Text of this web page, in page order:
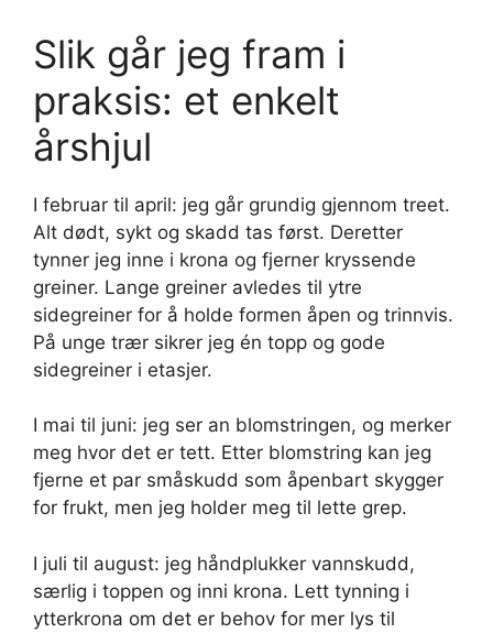
Slik går jeg fram i
praksis: et enkelt
årshjul
I februar til april: jeg går grundig gjennom treet.
Alt dødt, sykt og skadd tas først. Deretter
tynner jeg inne i krona og fjerner kryssende
greiner. Lange greiner avledes til ytre
sidegreiner for å holde formen åpen og trinnvis.
På unge trær sikrer jeg én topp og gode
sidegreiner i etasjer.
I mai til juni: jeg ser an blomstringen, og merker
meg hvor det er tett. Etter blomstring kan jeg
fjerne et par småskudd som åpenbart skygger
for frukt, men jeg holder meg til lette grep.
I juli til august: jeg håndplukker vannskudd,
særlig i toppen og inni krona. Lett tynning i
ytterkrona om det er behov for mer lys til